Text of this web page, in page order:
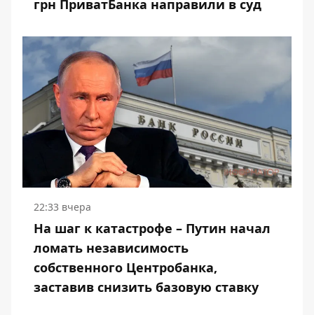
грн ПриватБанка направили в суд
22:33 вчера
На шаг к катастрофе – Путин начал
ломать независимость
собственного Центробанка,
заставив снизить базовую ставку